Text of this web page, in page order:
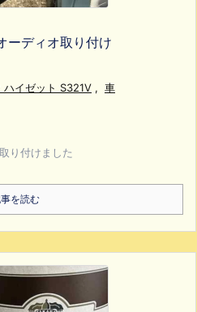
ーディオ取り付け
ハイゼット S321V , 車
り付けました
を読む